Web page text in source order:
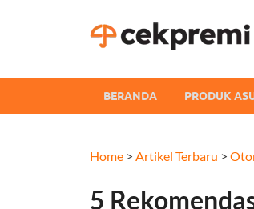
BERANDA PRODUK
Home > Artikel Terbaru >
5